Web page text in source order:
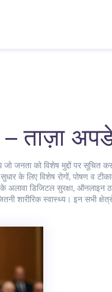
– ताज़ा
जो जनता को विशेष मुद्दों पर
के लिए विशेष रोगों, पोषण व
अलावा डिजिटल सुरक्षा, ऑनलाइन
शारीरिक स्वास्थ्य। इन सभी